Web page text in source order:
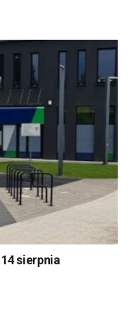
sierpnia